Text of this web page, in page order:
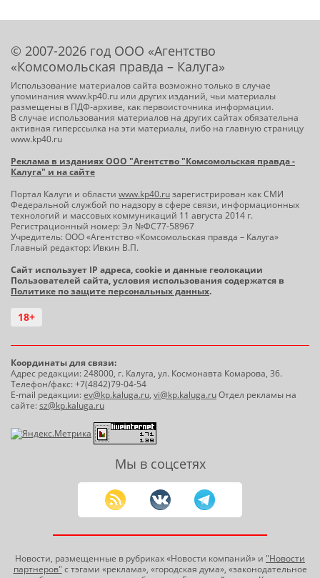
© 2007-2026 год ООО «Агентство
«Комсомольская правда – Калуга»
Использование материалов сайта возможно только в случае
упоминания www.kp40.ru или других изданий, чьи материалы
размещены в ПДФ-архиве, как первоисточника информации.
В случае использования материалов на других сайтах обязательна
активная гиперссылка на эти материалы, либо на главную страницу
www.kp40.ru
Реклама в изданиях ООО "Агентство "Комсомольская правда -
Калуга" и на сайте
Портал Калуги и области www.kp40.ruзарегистрирован как СМИ
Федеральной службой по надзору в сфере связи, информационных
технологий и массовых коммуникаций 11 августа 2014 г.
Регистрационный номер: Эл №ФС77-58967
Учредитель: ООО «Агентство «Комсомольская правда – Калуга»
Главный редактор: Ивкин В.П.
Сайт использует IP адреса, cookie и данные геолокации
Пользователей сайта, условия использования содержатся в
Политике по защите персональных данных.
18+
Координаты для связи:
Адрес редакции: 248000, г. Калуга, ул. Космонавта Комарова, 36.
Телефон/факс: +7(4842)79-04-54
E-mail редакции:ev@kp.kaluga.ru, vi@kp.kaluga.ruОтдел рекламы на
сайте:sz@kp.kaluga.ru
Мы в соцсетях
Новости, размещенные в рубриках «Новости компаний» и "Новости
партнеров" с тэгами «реклама», «городская дума», «законодательное